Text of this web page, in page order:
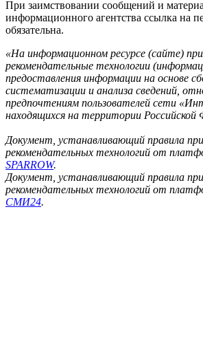
При заимствовании сообщений и
информационного агентства ссылка на
обязательна.
«На информационном ресурсе (сайте)
рекомендательные технологии
предоставления информации на основе
систематизации и анализа сведений,
предпочтениям пользователей сети
находящихся на территории Российской
Документ, устанавливающий правила
рекомендательных технологий от
SPARROW.
Документ, устанавливающий правила
рекомендательных технологий от
СМИ24.